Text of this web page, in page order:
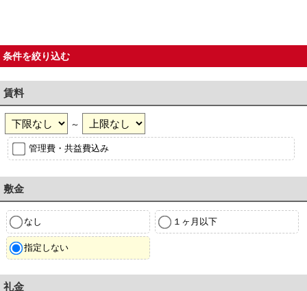
条件を絞り込む
賃料
～
管理費・共益費込み
敷金
なし １ヶ月以下
指定しない
礼金